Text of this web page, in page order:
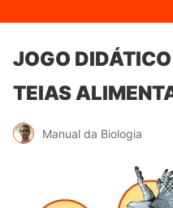
JOGO
TEIAS
Manual da Biologia